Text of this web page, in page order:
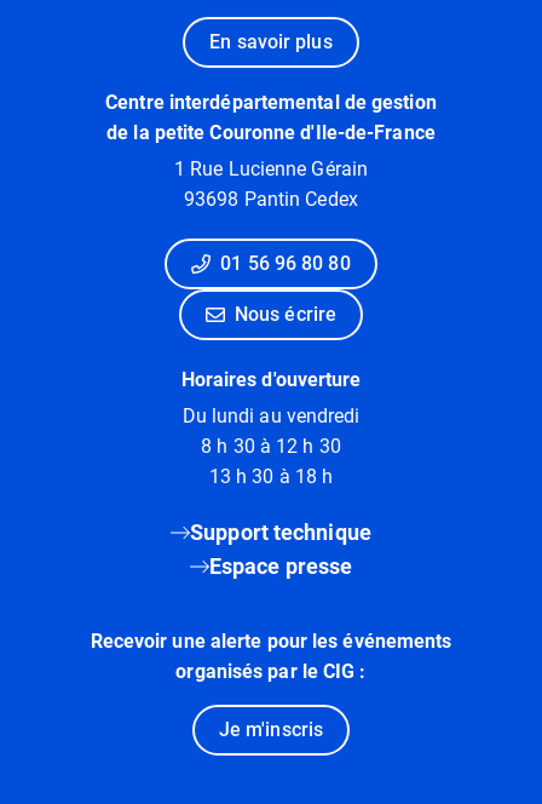
En savoir plus
Centre interdépartemental de gestion
de la petite Couronne d'Ile-de-France
1 Rue Lucienne Gérain
93698 Pantin Cedex
01 56 96 80 80
Nous écrire
Horaires d'ouverture
Du lundi au vendredi
8 h 30 à 12 h 30
13 h 30 à 18 h
Support technique
Espace presse
Recevoir une alerte pour les événements
organisés par le CIG :
Je m'inscris